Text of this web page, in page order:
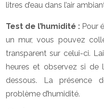
litres d’eau dans l’air
Test de l’humidité : Pour
un mur, vous pouvez
transparent sur celui-ci.
heures et observez si de
dessous. La présence
problème d’humidité.